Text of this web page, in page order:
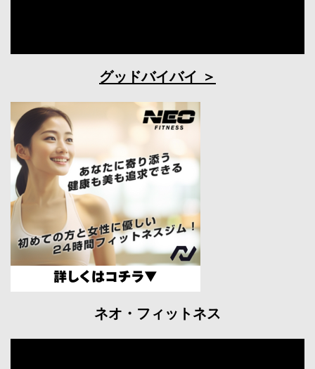
グッドバイバイ
ネオ・フィットネス